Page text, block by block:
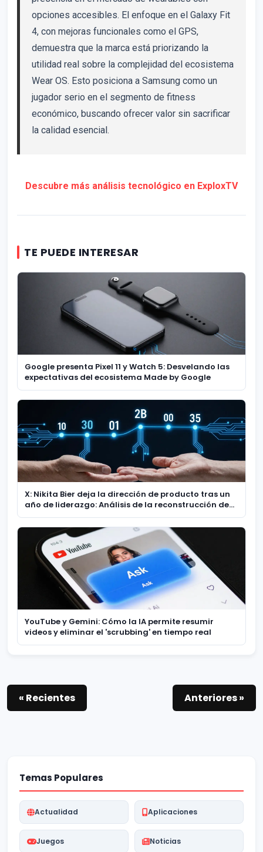
opciones accesibles. El enfoque en el Galaxy Fit
4, con mejoras funcionales como el GPS,
demuestra que la marca está priorizando la
utilidad real sobre la complejidad del ecosistema
Wear OS. Esto posiciona a Samsung como un
jugador serio en el segmento de fitness
económico, buscando ofrecer valor sin sacrificar
la calidad esencial.
Descubre más análisis tecnológico en ExploxTV
TE PUEDE INTERESAR
Google presenta Pixel 11 y Watch 5: Desvelando las
expectativas del ecosistema Made by Google
X: Nikita Bier deja la dirección de producto tras un
año de liderazgo: Análisis de la reconstrucción de
la arquitectura
YouTube y Gemini: Cómo la IA permite resumir
videos y eliminar el 'scrubbing' en tiempo real
« Recientes Anteriores »
Temas Populares
Actualidad Aplicaciones
Juegos Noticias